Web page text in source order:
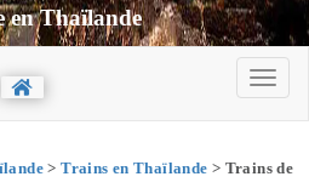
en Thaïlande
>Trains en Thaïlande > Trains de